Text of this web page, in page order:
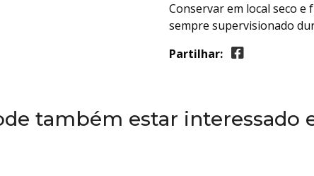
Conservar em local seco e
sempre supervisionado
Partilhar:
também estar interessado